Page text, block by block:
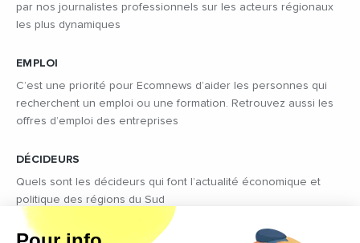
par nos journalistes professionnels sur les acteurs régionaux
les plus dynamiques
EMPLOI
C’est une priorité pour Ecomnews d’aider les personnes qui
recherchent un emploi ou une formation. Retrouvez aussi les
offres d’emploi des entreprises
DÉCIDEURS
Quels sont les décideurs qui font l’actualité économique et
politique des régions du Sud